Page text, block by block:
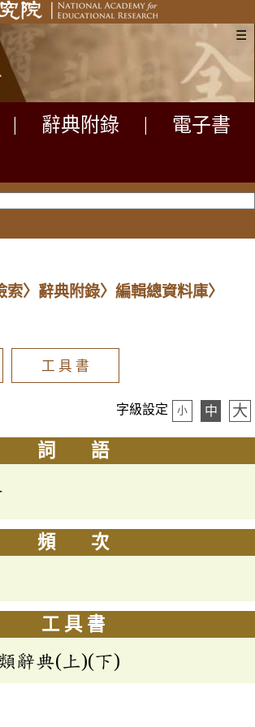
☰
辭典附錄
電子書
索〉辭典附錄〉編輯總資料庫〉
工 具 書
字級設定 小 中 大
詞 語
頻 次
工 具 書
辭典(上)(下)